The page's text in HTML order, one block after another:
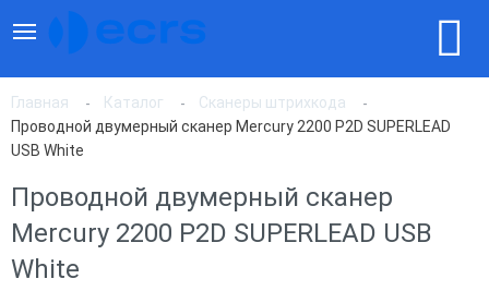
Главная Каталог
Сканеры штрихкода
Проводной двумерный сканер Mercury 2200 P2D SUPERLEAD
USB White
Проводной двумерный сканер
Mercury 2200 P2D SUPERLEAD USB
White